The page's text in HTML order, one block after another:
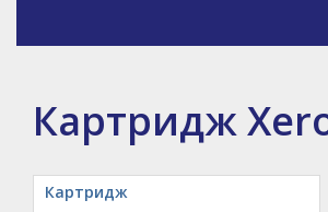
Картридж
Картридж